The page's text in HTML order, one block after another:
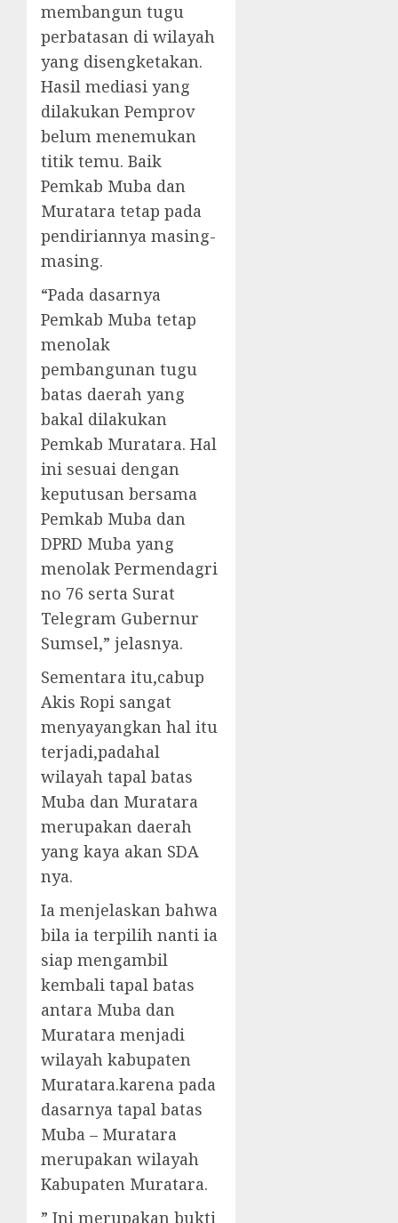
membangun tugu
perbatasan di wilayah
yang disengketakan.
Hasil mediasi yang
dilakukan Pemprov
belum menemukan
titik temu. Baik
Pemkab Muba dan
Muratara tetap pada
pendiriannya masing-
masing.
“Pada dasarnya
Pemkab Muba tetap
menolak
pembangunan tugu
batas daerah yang
bakal dilakukan
Pemkab Muratara. Hal
ini sesuai dengan
keputusan bersama
Pemkab Muba dan
DPRD Muba yang
menolak Permendagri
no 76 serta Surat
Telegram Gubernur
Sumsel,” jelasnya.
Sementara itu,cabup
Akis Ropi sangat
menyayangkan hal itu
terjadi,padahal
wilayah tapal batas
Muba dan Muratara
merupakan daerah
yang kaya akan SDA
nya.
Ia menjelaskan bahwa
bila ia terpilih nanti ia
siap mengambil
kembali tapal batas
antara Muba dan
Muratara menjadi
wilayah kabupaten
Muratara.karena pada
dasarnya tapal batas
Muba – Muratara
merupakan wilayah
Kabupaten Muratara.
” Ini merupakan bukti